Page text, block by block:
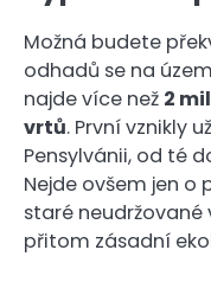
Možná budete
odhadů se na
najde více než 2
vrtů. První vznikly
Pensylvánii, od té
Nejde ovšem jen
staré
přitom zásadní